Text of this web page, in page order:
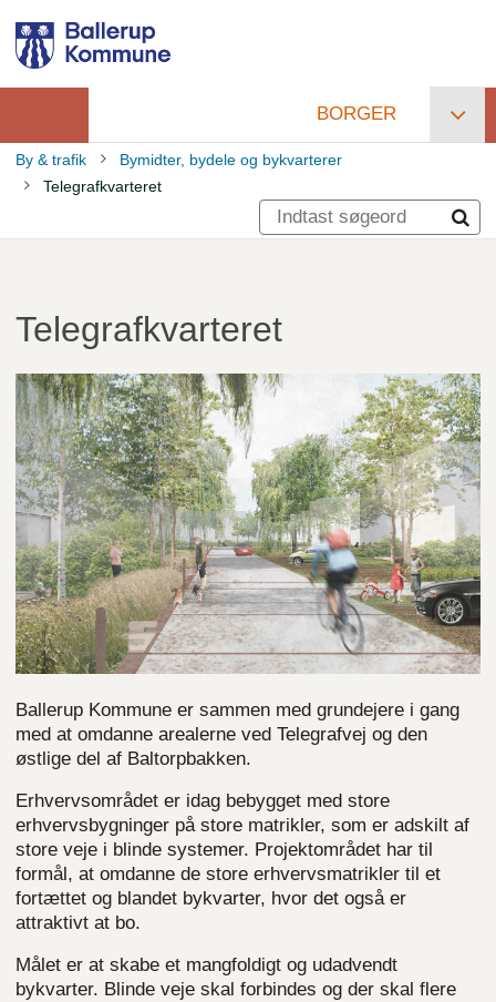
hovedindhold
Primær
navigation
BORGER
Brødkrumme
By & trafik
Bymidter, bydele og bykvarterer
Telegrafkvarteret
Telegrafkvarteret
Ballerup Kommune er sammen med grundejere i gang
med at omdanne arealerne ved Telegrafvej og den
østlige del af Baltorpbakken.
Erhvervsområdet er idag bebygget med store
erhvervsbygninger på store matrikler, som er adskilt af
store veje i blinde systemer. Projektområdet har til
formål, at omdanne de store erhvervsmatrikler til et
fortættet og blandet bykvarter, hvor det også er
attraktivt at bo.
Målet er at skabe et mangfoldigt og udadvendt
bykvarter. Blinde veje skal forbindes og der skal flere